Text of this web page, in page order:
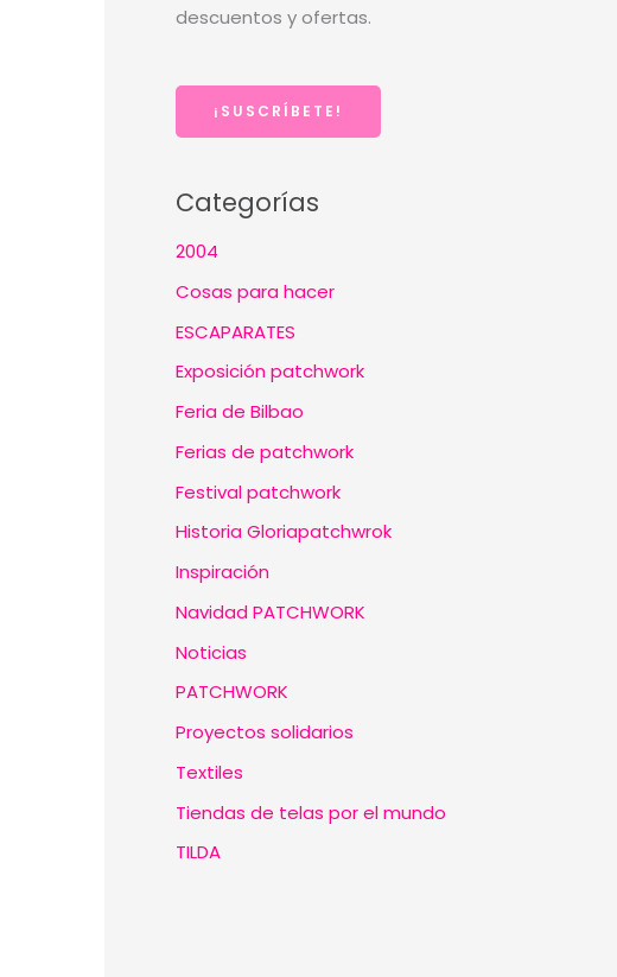
rdescuentos y ofertas.
¡SUSCRÍBETE!
Categorías
2004
Cosas para hacer
ESCAPARATES
Exposición patchwork
Feria de Bilbao
Ferias de patchwork
Festival patchwork
Historia Gloriapatchwrok
Inspiración
Navidad PATCHWORK
Noticias
PATCHWORK
Proyectos solidarios
Textiles
Tiendas de telas por el mundo
TILDA